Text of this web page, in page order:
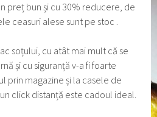
preț bun și cu 30% reducere, de
ceasuri alese sunt pe stoc .
soțului, cu atât mai mult că se
și cu siguranță v-a fi foarte
prin magazine și la casele de
click distanță este cadoul ideal.